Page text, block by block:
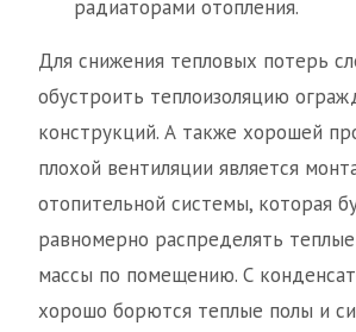
радиаторами отопления.
Для снижения тепловых потерь
обустроить теплоизоляцию
конструкций. А также хорошей
плохой вентиляции является
отопительной системы, которая
равномерно распределять
массы по помещению. С
хорошо борются теплые полы и